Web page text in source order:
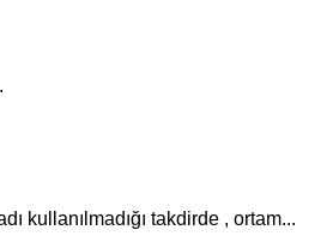
kullanılmadığı takdirde , ortam...